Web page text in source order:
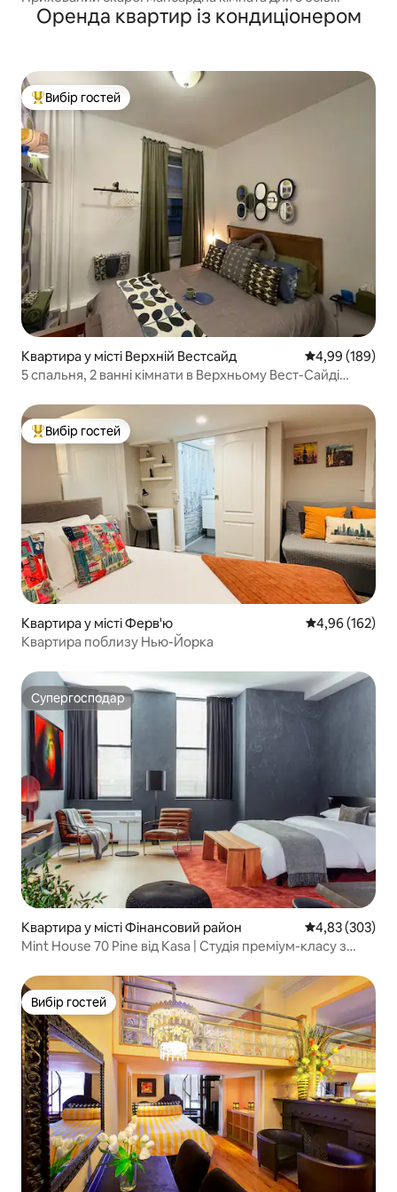
*приватна ванна й кухня. Чемпіонат світу
Оренда квартир із кондиціонером
Топ вибір гостей
Вибір гостей
Квартира у місті Верхній Вестсайд Середня
4,99 (189)
5 спальня, 2 ванні кімнати в Верхньому Вест-Сайді
Топ вибір гостей
Вибір гостей
Квартира у місті Ферв'ю Середня
4,96 (162)
Квартира поблизу Нью-Йорка
Супергосподар
Супергосподар
Квартира у місті Фінансовий район Середня
4,83 (303)
Mint House 70 Pine від Kasa | Студія преміум-класу з
Вибір гостей
Вибір гостей